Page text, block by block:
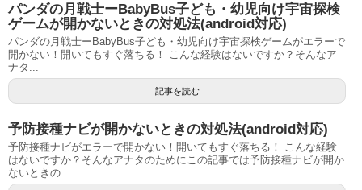
パンダの月戦士ーBabyBus子ども・幼児向け宇宙探検
ゲームが開かないときの対処法(android対応)
パンダの月戦士ーBabyBus子ども・幼児向け宇宙探検ゲームがエラーで
開かない！開いてもすぐ落ちる！ こんな経験はないですか？そんなア
ナタ...
記事を読む
予防接種ナビが開かないときの対処法(android対応)
予防接種ナビがエラーで開かない！開いてもすぐ落ちる！ こんな経験
はないですか？そんなアナタのためにこの記事では予防接種ナビが開か
ないときの...